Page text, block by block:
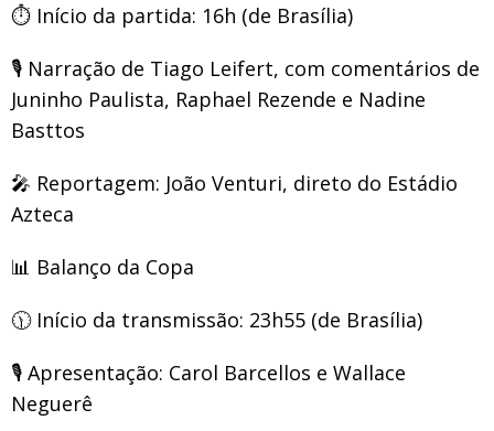
⏱️ Início da partida: 16h (de Brasília)
🎙️ Narração de Tiago Leifert, com comentários de
Juninho Paulista, Raphael Rezende e Nadine
Basttos
🎤 Reportagem: João Venturi, direto do Estádio
Azteca
📊 Balanço da Copa
🕦Início da transmissão: 23h55 (de Brasília)
🎙️ Apresentação: Carol Barcellos e Wallace
Neguerê